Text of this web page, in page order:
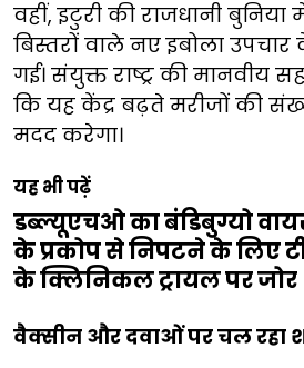
वहीं, इटुरी की राजधानी
बिस्तरों वाले नए इबोला
गई। संयुक्त राष्ट्र की मानवीय
कि यह केंद्र बढ़ते मरीजों की
मदद करेगा।
यह भी पढ़ें
डब्ल्यूएचओ का बंडिबुग्यो
के प्रकोप से निपटने के लिए
के क्लिनिकल ट्रायल पर जोर
वैक्सीन और दवाओं पर चल रहा